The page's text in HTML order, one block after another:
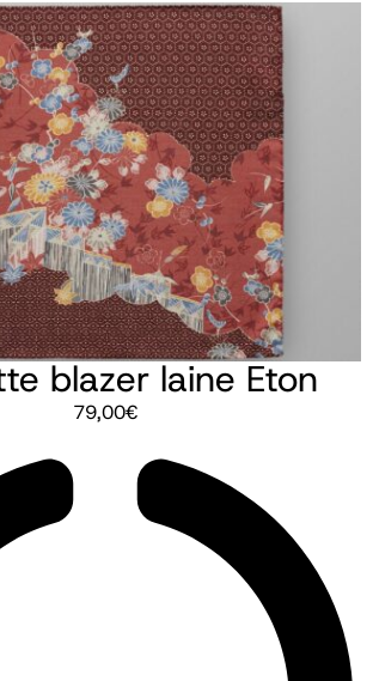
blazer laine Eton
79,00€